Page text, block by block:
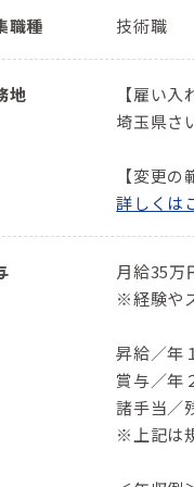
職種 技術職
地
【雇い入
埼玉県さ
【変更
詳しくは
月給35万
※経験や
昇給／年
賞与／年
諸手当／
※上記は